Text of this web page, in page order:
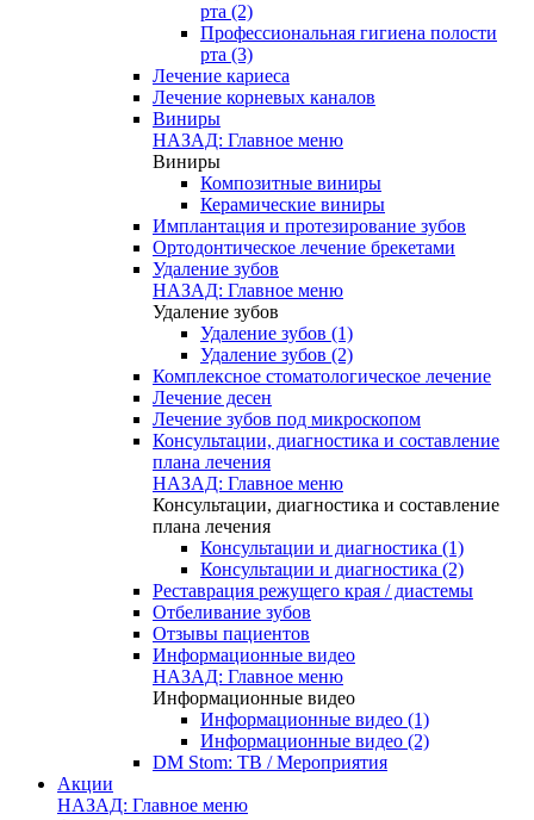
рта (2)
Профессиональная гигиена полости
рта (3)
Лечение кариеса
Лечение корневых каналов
Виниры
НАЗАД: Главное меню
Виниры
Композитные виниры
Керамические виниры
Имплантация и протезирование зубов
Ортодонтическое лечение брекетами
Удаление зубов
НАЗАД: Главное меню
Удаление зубов
Удаление зубов (1)
Удаление зубов (2)
Комплексное стоматологическое лечение
Лечение десен
Лечение зубов под микроскопом
Консультации, диагностика и составление
плана лечения
НАЗАД: Главное меню
Консультации, диагностика и составление
плана лечения
Консультации и диагностика (1)
Консультации и диагностика (2)
Реставрация режущего края / диастемы
Отбеливание зубов
Отзывы пациентов
Информационные видео
НАЗАД: Главное меню
Информационные видео
Информационные видео (1)
Информационные видео (2)
DM Stom: ТВ / Мероприятия
Акции
НАЗАД: Главное меню